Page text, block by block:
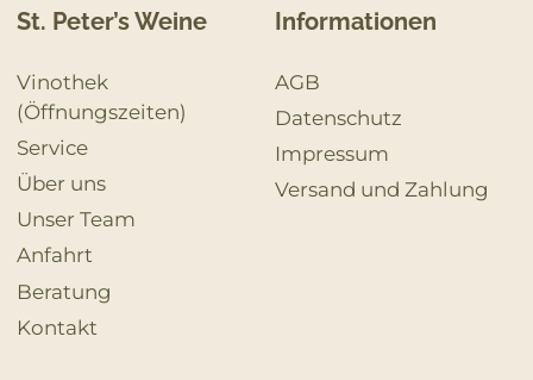
St. Peter’s Weine
Vinothek
(Öffnungszeiten)
Service
Über uns
Unser Team
Anfahrt
Beratung
Kontakt
Informationen
AGB
Datenschutz
Impressum
Versand und Zahlung